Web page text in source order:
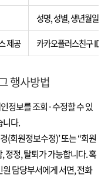
성명, 성별, 생년월일,
제공 카카오플러스친구 ID
행사방법
정보를 조회·수정할 수 있
니다.
(회원정보수정)’ 또는 “회원
정정, 탈퇴가 가능합니다. 혹
담당부서에게 서면, 전화